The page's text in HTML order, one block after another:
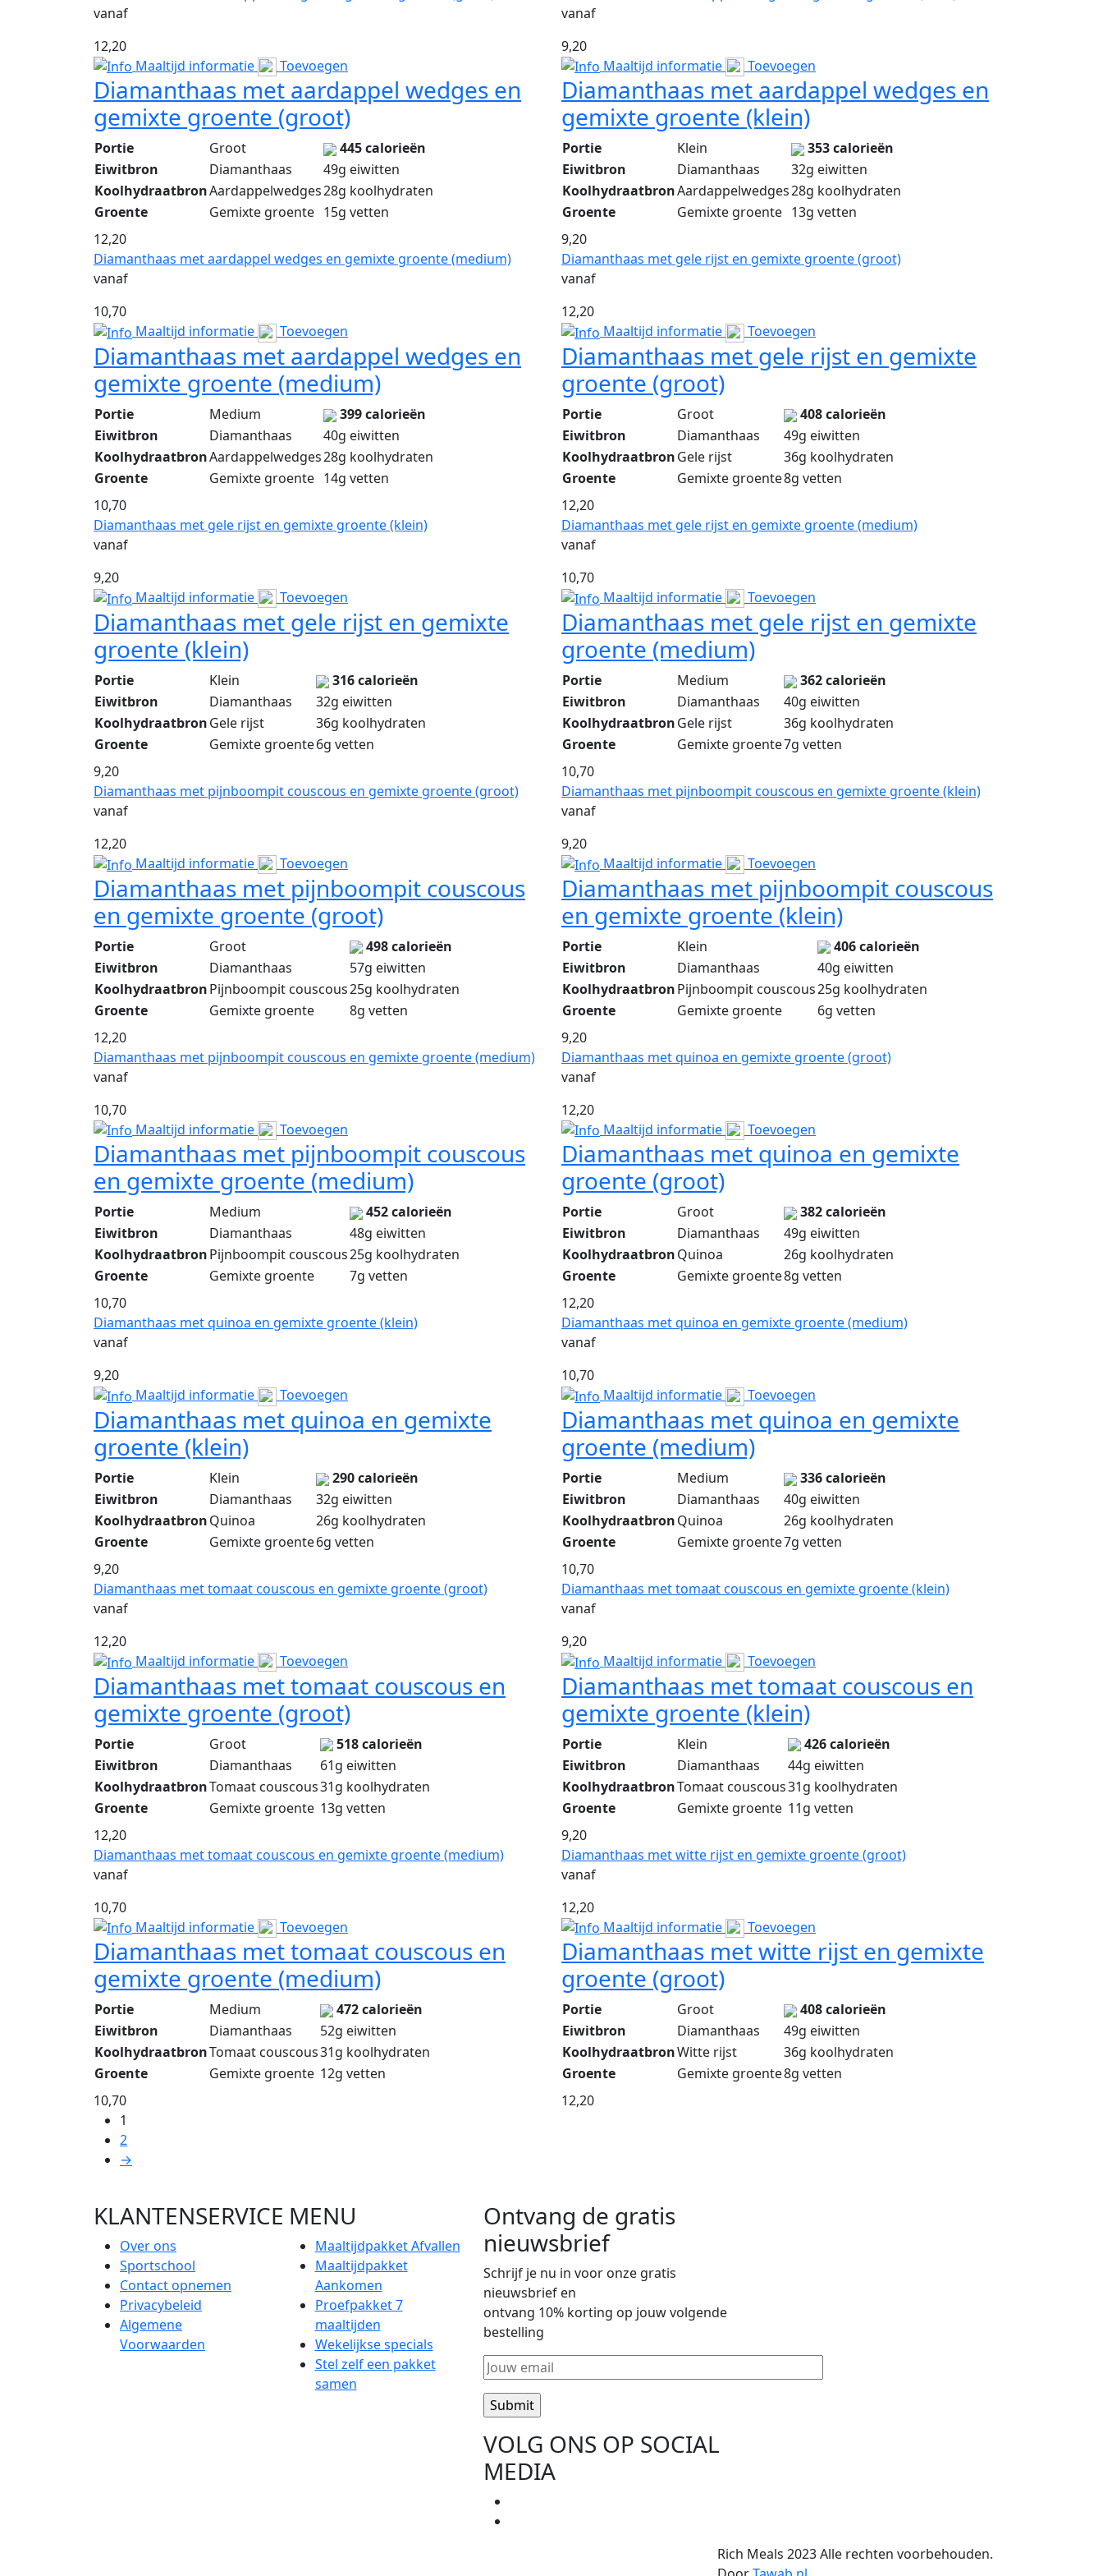
vanaf
12,20
Maaltijd informatie
Toevoegen
Diamanthaas met aardappel wedges en
gemixte groente (groot)
Portie Groot
445 calorieën
Eiwitbron
Diamanthaas
49g eiwitten
KoolhydraatbronAardappelwedges28g koolhydraten
Groente
Gemixte groente 15g vetten
12,20
vanaf
9,20
Maaltijd informatie
Toevoegen
Diamanthaas met aardappel wedges en
gemixte groente (klein)
Portie Klein
353 calorieën
Eiwitbron
Diamanthaas
32g eiwitten
KoolhydraatbronAardappelwedges28g koolhydraten
Groente
Gemixte groente 13g vetten
9,20
Diamanthaas met aardappel wedges en gemixte groente (medium)
vanaf
10,70
Maaltijd informatie
Toevoegen
Diamanthaas met aardappel wedges en
gemixte groente (medium)
Portie Medium
399 calorieën
Eiwitbron
Diamanthaas
40g eiwitten
KoolhydraatbronAardappelwedges28g koolhydraten
Groente
Gemixte groente 14g vetten
10,70
Diamanthaas met gele rijst en gemixte groente (groot)
vanaf
12,20
Maaltijd informatie
Toevoegen
Diamanthaas met gele rijst en gemixte
groente (groot)
Portie Groot
408 calorieën
Eiwitbron
Diamanthaas
49g eiwitten
KoolhydraatbronGele rijst
36g koolhydraten
Groente
Gemixte groente8g vetten
12,20
Diamanthaas met gele rijst en gemixte groente (klein)
vanaf
9,20
Maaltijd informatie
Toevoegen
Diamanthaas met gele rijst en gemixte
groente (klein)
Portie Klein
316 calorieën
Eiwitbron
Diamanthaas
32g eiwitten
KoolhydraatbronGele rijst
36g koolhydraten
Groente
Gemixte groente6g vetten
9,20
Diamanthaas met gele rijst en gemixte groente (medium)
vanaf
10,70
Maaltijd informatie
Toevoegen
Diamanthaas met gele rijst en gemixte
groente (medium)
Portie Medium
362 calorieën
Eiwitbron
Diamanthaas
40g eiwitten
KoolhydraatbronGele rijst
36g koolhydraten
Groente
Gemixte groente7g vetten
10,70
Diamanthaas met pijnboompit couscous en gemixte groente (groot)
vanaf
12,20
Maaltijd informatie
Toevoegen
Diamanthaas met pijnboompit couscous
en gemixte groente (groot)
Portie Groot
498 calorieën
Eiwitbron
Diamanthaas
57g eiwitten
KoolhydraatbronPijnboompit couscous25g koolhydraten
Groente
Gemixte groente
8g vetten
12,20
Diamanthaas met pijnboompit couscous en gemixte groente (klein)
vanaf
9,20
Maaltijd informatie
Toevoegen
Diamanthaas met pijnboompit couscous
en gemixte groente (klein)
Portie Klein
406 calorieën
Eiwitbron
Diamanthaas
40g eiwitten
KoolhydraatbronPijnboompit couscous25g koolhydraten
Groente
Gemixte groente
6g vetten
9,20
Diamanthaas met pijnboompit couscous en gemixte groente (medium)
vanaf
10,70
Maaltijd informatie
Toevoegen
Diamanthaas met pijnboompit couscous
en gemixte groente (medium)
Portie Medium
452 calorieën
Eiwitbron
Diamanthaas
48g eiwitten
KoolhydraatbronPijnboompit couscous25g koolhydraten
Groente
Gemixte groente
7g vetten
10,70
Diamanthaas met quinoa en gemixte groente (groot)
vanaf
12,20
Maaltijd informatie
Toevoegen
Diamanthaas met quinoa en gemixte
groente (groot)
Portie Groot
382 calorieën
Eiwitbron
Diamanthaas
49g eiwitten
KoolhydraatbronQuinoa
26g koolhydraten
Groente
Gemixte groente8g vetten
12,20
Diamanthaas met quinoa en gemixte groente (klein)
vanaf
9,20
Maaltijd informatie
Toevoegen
Diamanthaas met quinoa en gemixte
groente (klein)
Portie Klein
290 calorieën
Eiwitbron
Diamanthaas
32g eiwitten
KoolhydraatbronQuinoa
26g koolhydraten
Groente
Gemixte groente6g vetten
9,20
Diamanthaas met quinoa en gemixte groente (medium)
vanaf
10,70
Maaltijd informatie
Toevoegen
Diamanthaas met quinoa en gemixte
groente (medium)
Portie Medium
336 calorieën
Eiwitbron
Diamanthaas
40g eiwitten
KoolhydraatbronQuinoa
26g koolhydraten
Groente
Gemixte groente7g vetten
10,70
Diamanthaas met tomaat couscous en gemixte groente (groot)
vanaf
12,20
Maaltijd informatie
Toevoegen
Diamanthaas met tomaat couscous en
gemixte groente (groot)
Portie Groot
518 calorieën
Eiwitbron
Diamanthaas
61g eiwitten
KoolhydraatbronTomaat couscous31g koolhydraten
Groente
Gemixte groente 13g vetten
12,20
Diamanthaas met tomaat couscous en gemixte groente (klein)
vanaf
9,20
Maaltijd informatie
Toevoegen
Diamanthaas met tomaat couscous en
gemixte groente (klein)
Portie Klein
426 calorieën
Eiwitbron
Diamanthaas
44g eiwitten
KoolhydraatbronTomaat couscous31g koolhydraten
Groente
Gemixte groente 11g vetten
9,20
Diamanthaas met tomaat couscous en gemixte groente (medium)
vanaf
10,70
Maaltijd informatie
Toevoegen
Diamanthaas met tomaat couscous en
gemixte groente (medium)
Portie Medium
472 calorieën
Eiwitbron
Diamanthaas
52g eiwitten
KoolhydraatbronTomaat couscous31g koolhydraten
Groente
Gemixte groente 12g vetten
10,70
Diamanthaas met witte rijst en gemixte groente (groot)
vanaf
12,20
Maaltijd informatie
Toevoegen
Diamanthaas met witte rijst en gemixte
groente (groot)
Portie Groot
408 calorieën
Eiwitbron
Diamanthaas
49g eiwitten
KoolhydraatbronWitte rijst
36g koolhydraten
Groente
Gemixte groente8g vetten
12,20
1
2
→
KLANTENSERVICE
Over ons
Sportschool
Contact opnemen
Privacybeleid
Algemene
Voorwaarden
MENU
Maaltijdpakket Afvallen
Maaltijdpakket
Aankomen
Proefpakket 7
maaltijden
Wekelijkse specials
Stel zelf een pakket
samen
Ontvang de gratis
nieuwsbrief
Schrijf je nu in voor onze gratis
nieuwsbrief en
ontvang 10% korting op jouw volgende
bestelling
VOLG ONS OP SOCIAL
MEDIA
Rich Meals 2023 Alle rechten voorbehouden.